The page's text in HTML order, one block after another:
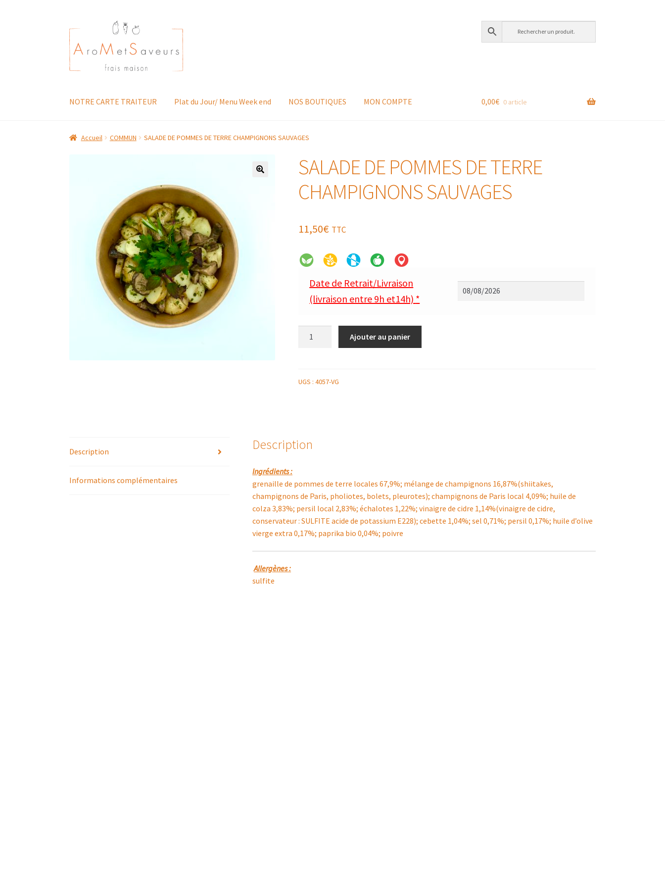
Aller
à
la
navigation
Aller
au
contenu
NOTRE CARTE TRAITEUR Plat du Jour/ Menu Week end NOS BOUTIQUES MON COMPTE 0,00€ 0 article
Accueil COMMUN SALADE DE POMMES DE TERRE CHAMPIGNONS SAUVAGES
SALADE DE POMMES DE TERRE
CHAMPIGNONS SAUVAGES
11,50€ TTC
Date de Retrait/Livraison
(livraison entre 9h et14h) *
POMMES
Ajouter au panier
UGS : 4057-VG
Description
Informations complémentaires
Description
Ingrédients :
grenaille de pommes de terre locales 67,9%; mélange de champignons 16,87%(shiitakes,
champignons de Paris, pholiotes, bolets, pleurotes); champignons de Paris local 4,09%; huile de
colza 3,83%; persil local 2,83%; échalotes 1,22%; vinaigre de cidre 1,14%(vinaigre de cidre,
conservateur : SULFITE acide de potassium E228); cebette 1,04%; sel 0,71%; persil 0,17%; huile d’olive
vierge extra 0,17%; paprika bio 0,04%; poivre
Allergènes :
sulfite